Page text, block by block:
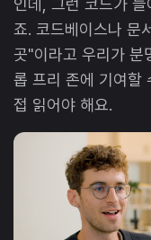
인데, 그런 코드가
죠. 코드베이스나 문
곳"이라고 우리가 분
롭 프리 존에 기여할
접 읽어야 해요.